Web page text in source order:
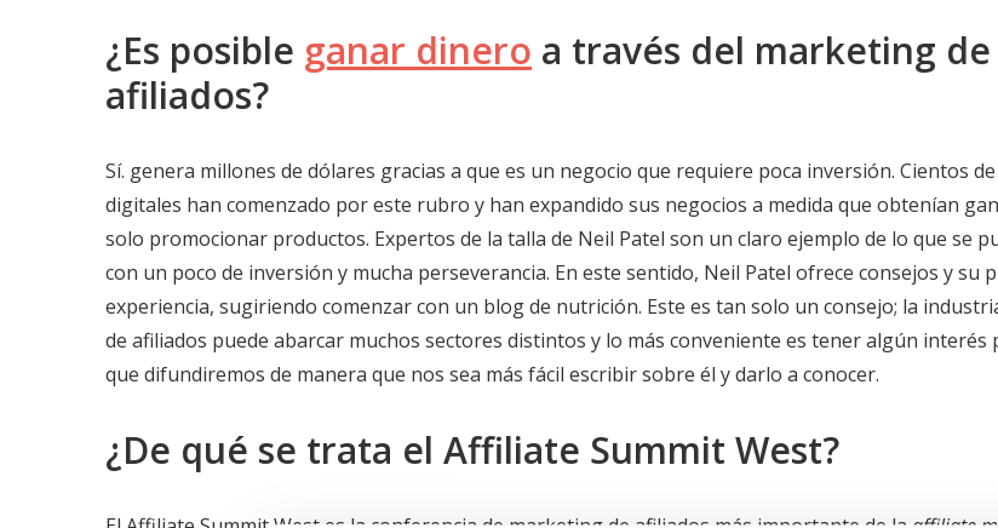
¿Es posible ganar dinero a través del marketing de
afiliados?
Sí. genera millones de dólares gracias a que es un negocio que requiere poca inversión. Cientos
digitales han comenzado por este rubro y han expandido sus negocios a medida que obtenían
solo promocionar productos. Expertos de la talla de Neil Patel son un claro ejemplo de lo que se
con un poco de inversión y mucha perseverancia. En este sentido, Neil Patel ofrece consejos y su
experiencia, sugiriendo comenzar con un blog de nutrición. Este es tan solo un consejo; la
de afiliados puede abarcar muchos sectores distintos y lo más conveniente es tener algún interés
que difundiremos de manera que nos sea más fácil escribir sobre él y darlo a conocer.
¿De qué se trata el Affiliate Summit West?